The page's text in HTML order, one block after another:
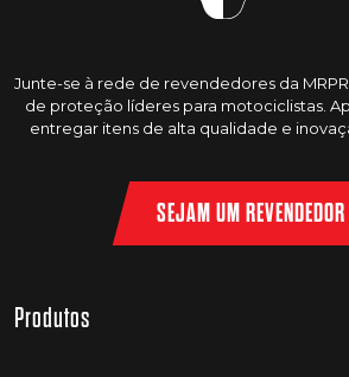
Junte-se à rede de revendedores da
de proteção líderes para motociclistas.
entregar itens de alta qualidade e
SEJAM UM REVENDEDOR
Produtos